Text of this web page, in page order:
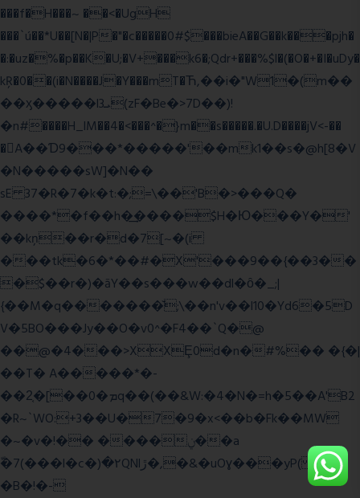
���f�H���~ ��<�UgH
���`ú��*U��[N�|P�"�c�����0#$���bieA��G��k���pjh�
�:�uz�%�p��K�U;�V+���k6�;Qdr+���%$l�(�O�+�I�uDy�
kŖ�0��(i�N����J�Y���mT�Ћ,��i�"W1�(m��
��ӽ�����l3ܝ(zF�Be�>7D��)!
�n#����H_lM��4�<���^�}m��s�����.�U.D����jV<-��
�A��Ɗ9���*�����'��mk1��s�@h[8�V
�N�����sW]�N��
sE 37�R�7�k�t:�;=\��'B�>���Q�
����*�f��h�͢����$H�Ю���Y�'
��kņ��r�d�7[~�(i
���tk�6�*��#�X'���9��{��3��
�$��r�)�āY��s���w��dl�ȏ�_;|
{��M�q�������̆;\��n'v��l10�Yd6�5D
V�5BO���Jy��O�v0^�F4��`Q�@
��@�4���>XXȨ0d�n�#%�� �{�|
��T� A�����*�-
��2͔�[��0�ܡq��(��&W:�4�N�=h�5��A'B2
�R~`WO:+3��U�7�9�x<��b�Fk��MW
�~�v�!�� ����ݧ��a
ّ�7(���l�c�)�۲QNlڙ�,�&�uOɣ���yP( z�D|
�B�!�-